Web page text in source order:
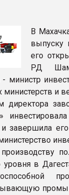
В
выпуску
его
РД
- министр
министерств и
директора
завершила
уровня в